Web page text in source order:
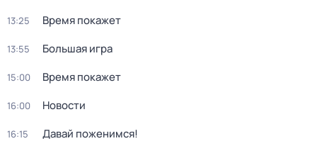
13:25 Время покажет
13:55 Большая игра
15:00 Время покажет
16:00 Новости
16:15 Давай поженимся!